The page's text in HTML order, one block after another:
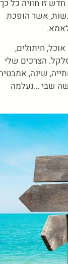
זו חוויה כל כך
אשר הופכת
חיתולים,
הצרכים שלי
שינה,
שבי …נעלמה